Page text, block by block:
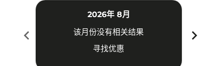
chevron_left
2026年 8月
该月份没有相关结果
寻找优惠
chevron_right